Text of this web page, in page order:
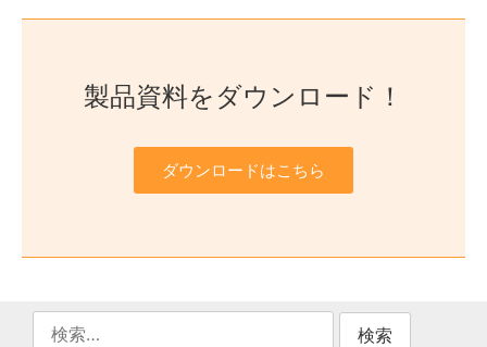
製品資料をダウンロード！
ダウンロードはこちら